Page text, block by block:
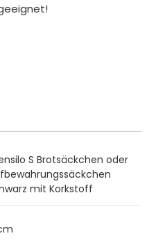
S Brotsäckchen oder
mit Korkstoff